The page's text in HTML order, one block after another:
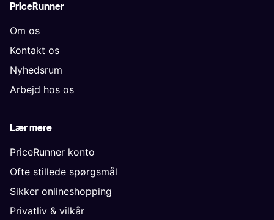
PriceRunner
Om os
Kontakt os
Nyhedsrum
Arbejd hos os
Lær mere
PriceRunner konto
Ofte stillede spørgsmål
Sikker onlineshopping
Privatliv & vilkår